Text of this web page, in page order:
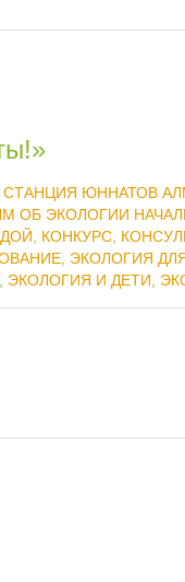
СТАНЦИЯ ЮННАТОВ
ОБ ЭКОЛОГИИ
КОНКУРС,
, ЭКОЛОГИЯ
ЭКОЛОГИЯ И ДЕТИ